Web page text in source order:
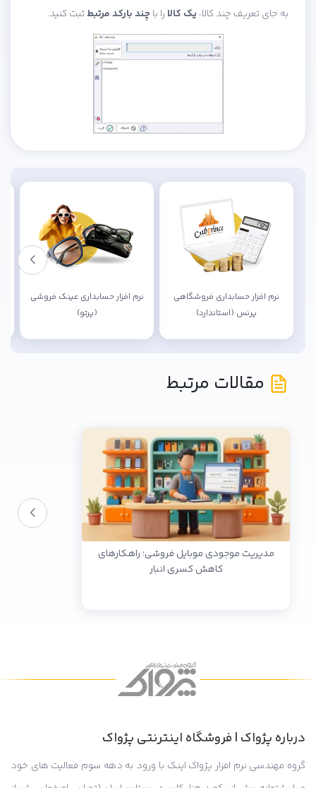
به جای تعریف چند کالا، یک کالا را باچند بارکد مرتبطثبت کنید.
نرم افزار حسابداری فروشگاهی
پرنس (استاندارد)
نرم افزار حسابداری عینک فروشی
(پرتو)
مقالات مرتبط
مدیریت موجودی موبایل فروشی؛ راهکارهای
کاهش کسری انبار
درباره پژواک | فروشگاه اینترنتی پژواک
گروه مهندسی نرم افزار پژواک اینک با ورود به دهه سوم فعالیت های خود